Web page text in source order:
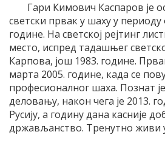
Гари Кимович Каспаров је
светски првак у шаху у периоду
године. На светској рејтинг
место, испред тадашњег
Карпова, још 1983. године.
марта 2005. године, када се
професионалног шаха. Познат
деловању, након чега је 2013.
Русију, а годину дана касније
држављанство. Тренутно живи